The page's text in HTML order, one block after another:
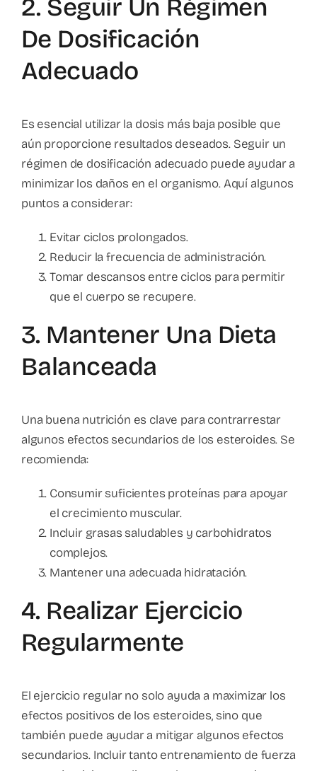
2. Seguir Un Régimen
De Dosificación
Adecuado
Es esencial utilizar la dosis más baja posible que
aún proporcione resultados deseados. Seguir un
régimen de dosificación adecuado puede ayudar a
minimizar los daños en el organismo. Aquí algunos
puntos a considerar:
Evitar ciclos prolongados.
Reducir la frecuencia de administración.
Tomar descansos entre ciclos para permitir
que el cuerpo se recupere.
3. Mantener Una Dieta
Balanceada
Una buena nutrición es clave para contrarrestar
algunos efectos secundarios de los esteroides. Se
recomienda:
Consumir suficientes proteínas para apoyar
el crecimiento muscular.
Incluir grasas saludables y carbohidratos
complejos.
Mantener una adecuada hidratación.
4. Realizar Ejercicio
Regularmente
El ejercicio regular no solo ayuda a maximizar los
efectos positivos de los esteroides, sino que
también puede ayudar a mitigar algunos efectos
secundarios. Incluir tanto entrenamiento de fuerza